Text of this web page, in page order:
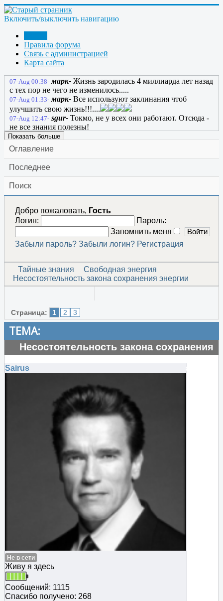
Включить/выключить навигацию
Правила форума
Связь с администрацией
Карта сайта
06-Aug 22:48- anatol130164-Не понял, почему этот сайт не
будет жить вечно? Где эпиграф?
06-Aug 23:48-
06-Aug 23:50- марк-У нас не чего нет стабильного кроме
маленьких зарплат и повышение цен...
07-Aug 00:06- марк-
07-Aug 00:38- марк- Жизнь зародилась 4 миллиарда лет назад
с тех пор не чего не изменилось.....
07-Aug 01:33- марк- Все используют заклинания чтоб
улучшить свою жизнь!!!....
07-Aug 12:47- sgur- Токмо, не у всех они работают. Отсюда -
не все знания полезны!
Показать больше
Оглавление
Последнее
Поиск
Добро пожаловать, Гость
Логин:
Пароль:
Запомнить меня
Забыли пароль? Забыли логин? Регистрация
Тайные знания
Свободная энергия
Несостоятельность закона сохранения энергии
Страница: 1 2 3
ТЕМА:
Несостоятельность закона сохранения
энергии
#135235
Sairus
Не в сети
Живу я здесь
Сообщений: 1115
Спасибо получено: 268